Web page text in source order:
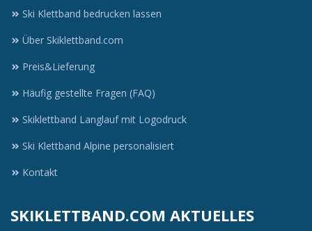
Ski Klettband bedrucken lassen
Über Skiklettband.com
Preis&Lieferung
Häufig gestellte Fragen (FAQ)
Skiklettband Langlauf mit Logodruck
Ski Klettband Alpine personalisiert
Kontakt
SKIKLETTBAND.COM AKTUELLES